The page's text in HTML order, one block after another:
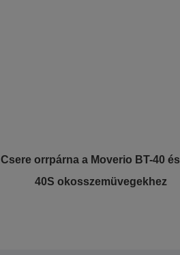
Csere orrpárna a Moverio BT-40
40S okosszemüvegekhez